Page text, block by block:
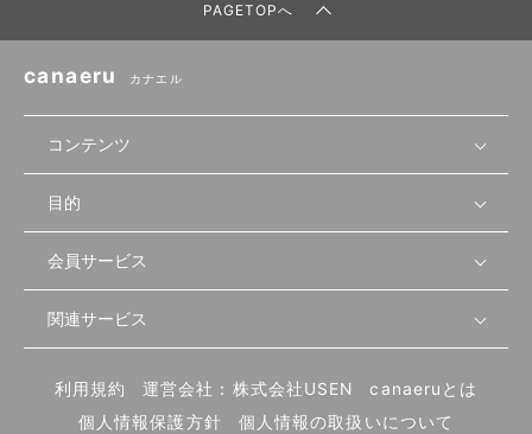
PAGETOPへ
canaeru カナエル
コンテンツ
無料開業相談
セミナー情報
セミナー動画
物件を探す
首都圏
北海道
先輩開業者の声
開業・経営に関する記事
目的
店舗運営
物件
内装・設備
食材・仕入れ
会員サービス
会員登録
ログイン
関連サービス
飲食店サクセスガイド（外部サイト）
利用規約 運営会社：株式会社USEN
canaeruとは
個人情報保護方針
個人情報の取扱いについて